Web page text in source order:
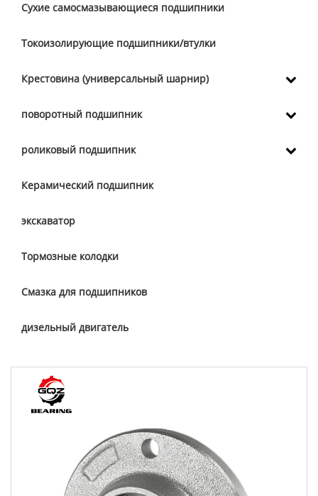
Сухие самосмазывающиеся подшипники
Токоизолирующие подшипники/втулки
Крестовина (универсальный шарнир)
поворотный подшипник
роликовый подшипник
Керамический подшипник
экскаватор
Тормозные колодки
Смазка для подшипников
дизельный двигатель